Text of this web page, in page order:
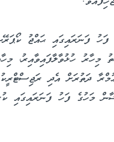
ފަނަރައިގައި ޙައްޖު
މިހާރު ހުޅުވާލާފައިވާއިރު،